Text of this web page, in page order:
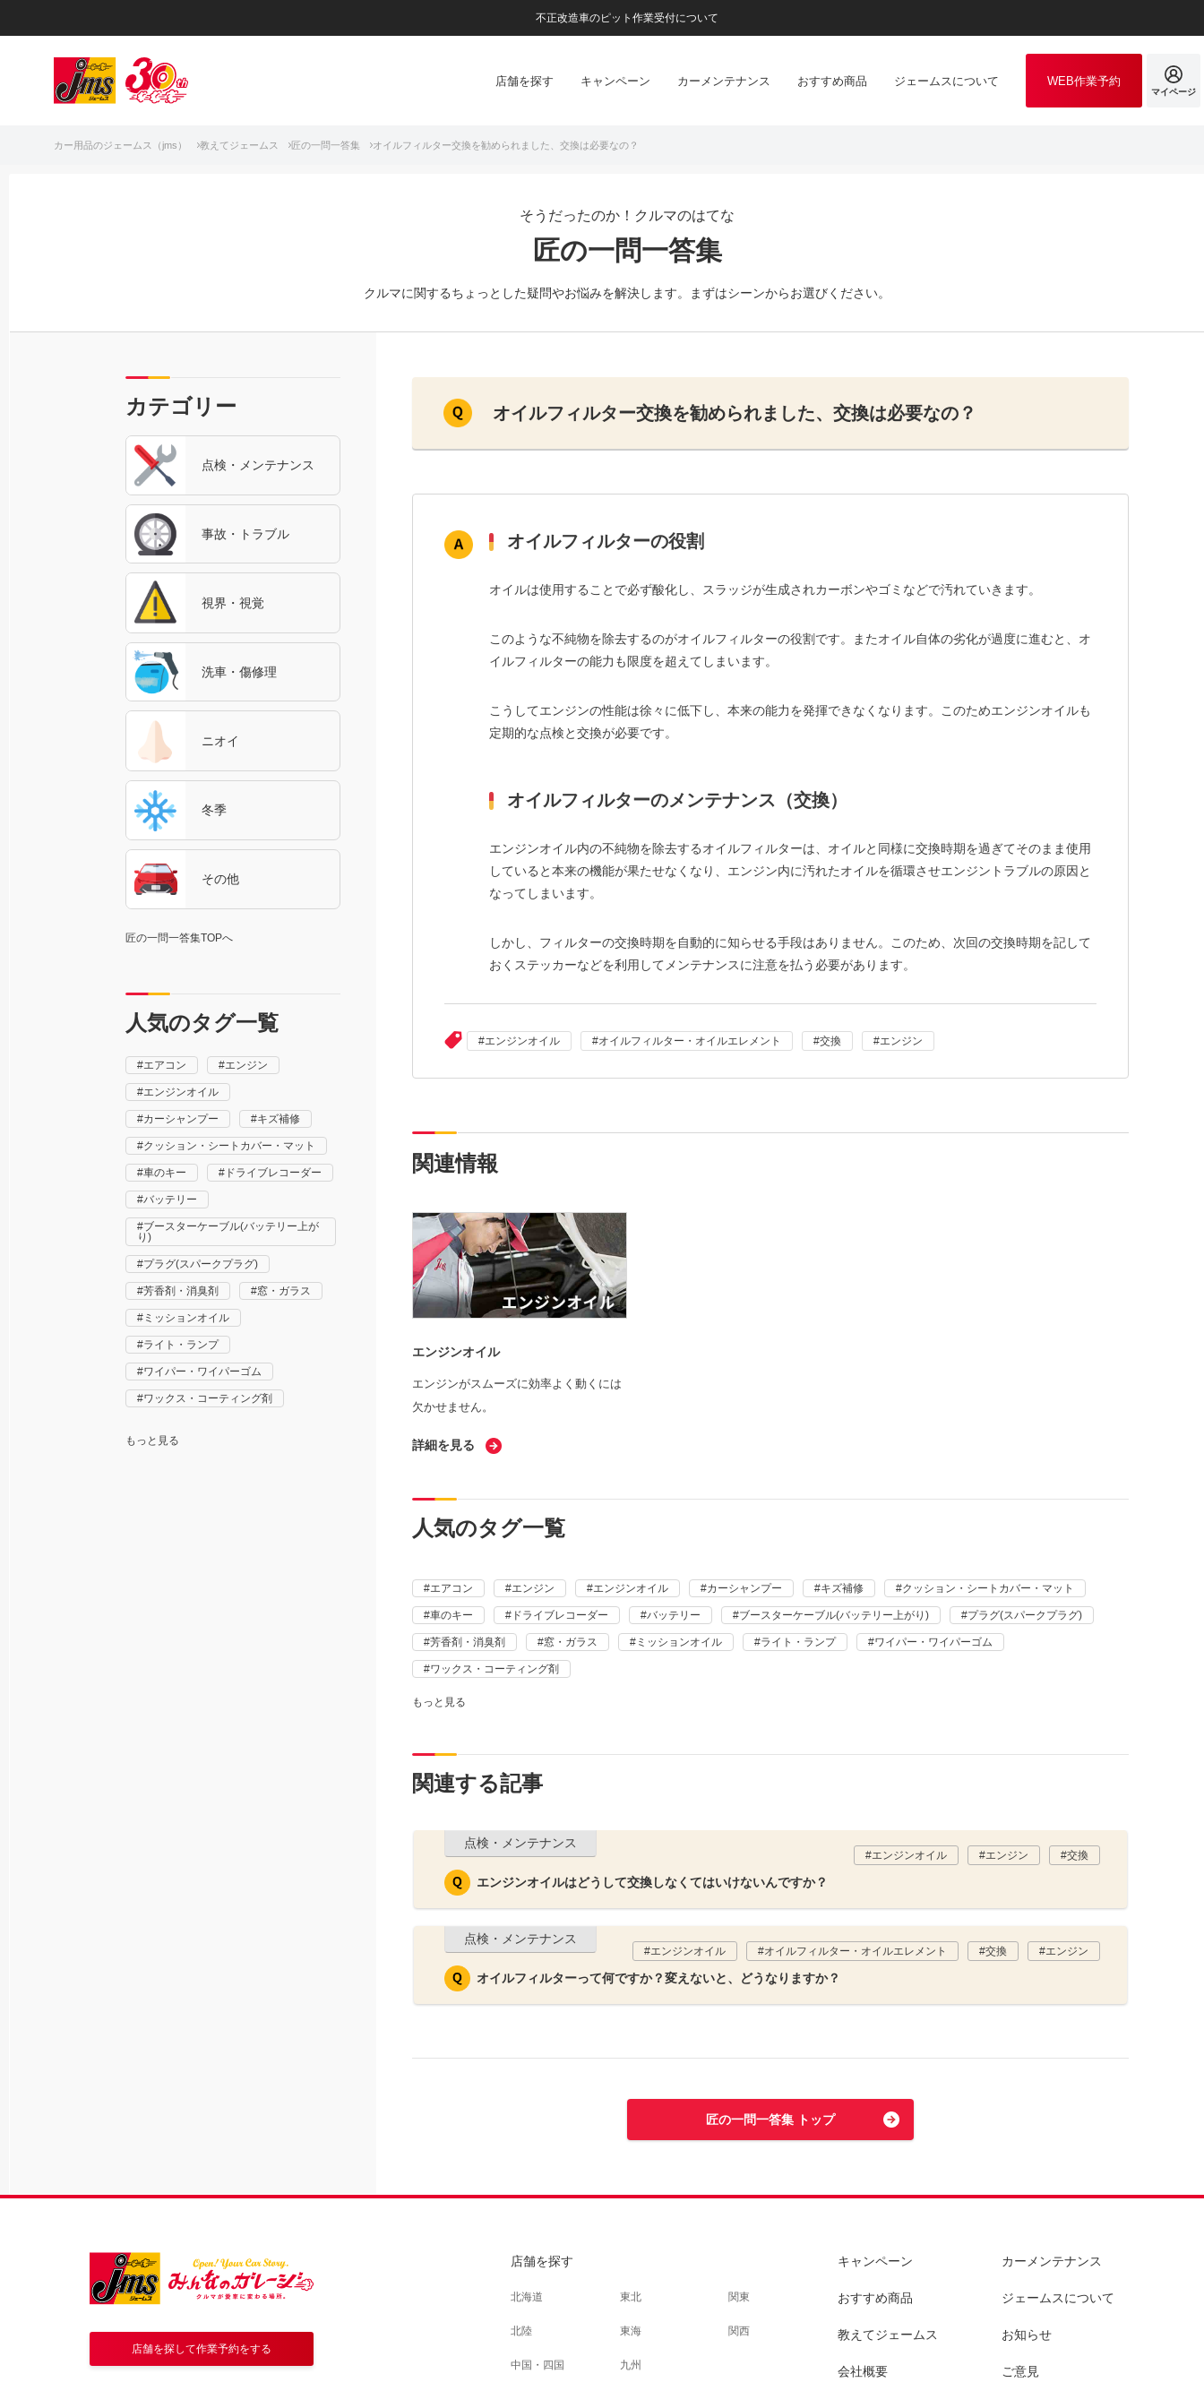
不正改造車のピット作業受付について
店舗を探す キャンペーン カーメンテナンス おすすめ商品 ジェームスについて WEB作業予約
マイページ
カー用品のジェームス（jms） 教えてジェームス 匠の一問一答集 オイルフィルター交換を勧められました、交換は必要なの？
そうだったのか！クルマのはてな
匠の一問一答集
クルマに関するちょっとした疑問やお悩みを解決します。 まずはシーンからお選びください。
カテゴリー
点検・メンテナンス
事故・トラブル
視界・視覚
洗車・傷修理
ニオイ
冬季
その他
匠の一問一答集TOPへ
人気のタグ一覧
エアコン エンジン
エンジンオイル
カーシャンプー キズ補修
クッション・シートカバー・マット
車のキー ドライブレコーダー
バッテリー
ブースターケーブル(バッテリー上が
り)
プラグ(スパークプラグ)
芳香剤・消臭剤 窓・ガラス
ミッションオイル
ライト・ランプ
ワイパー・ワイパーゴム
ワックス・コーティング剤
もっと見る
オイルフィルター交換を勧められました、交換は必要なの？
オイルフィルターの役割
オイルは使用することで必ず酸化し、スラッジが生成されカーボンやゴミなどで汚れていきます。
このような不純物を除去するのがオイルフィルターの役割です。またオイル自体の劣化が過度に進むと、オ
イルフィルターの能力も限度を超えてしまいます。
こうしてエンジンの性能は徐々に低下し、本来の能力を発揮できなくなります。このためエンジンオイルも
定期的な点検と交換が必要です。
オイルフィルターのメンテナンス（交換）
エンジンオイル内の不純物を除去するオイルフィルターは、オイルと同様に交換時期を過ぎてそのまま使用
していると本来の機能が果たせなくなり、エンジン内に汚れたオイルを循環させエンジントラブルの原因と
なってしまいます。
しかし、フィルターの交換時期を自動的に知らせる手段はありません。このため、次回の交換時期を記して
おくステッカーなどを利用してメンテナンスに注意を払う必要があります。
エンジンオイル オイルフィルター・オイルエレメント 交換 エンジン
関連情報
エンジンオイル
エンジンがスムーズに効率よく動くには
欠かせません。
詳細を見る
人気のタグ一覧
エアコン エンジン エンジンオイル カーシャンプー キズ補修 クッション・シートカバー・マット
車のキー ドライブレコーダー バッテリー ブースターケーブル(バッテリー上がり) プラグ(スパークプラグ)
芳香剤・消臭剤 窓・ガラス ミッションオイル ライト・ランプ ワイパー・ワイパーゴム
ワックス・コーティング剤
もっと見る
関連する記事
点検・メンテナンス
エンジンオイルはどうして交換しなくてはいけないんですか？
エンジンオイル エンジン 交換
点検・メンテナンス
オイルフィルターって何ですか？変えないと、どうなりますか？
エンジンオイル オイルフィルター・オイルエレメント 交換 エンジン
匠の一問一答集 トップ
店舗を探して作業予約をする
店舗を探す
北海道 東北 関東
北陸 東海 関西
中国・四国 九州
キャンペーン カーメンテナンス
おすすめ商品 ジェームスについて
教えてジェームス お知らせ
会社概要 ご意見